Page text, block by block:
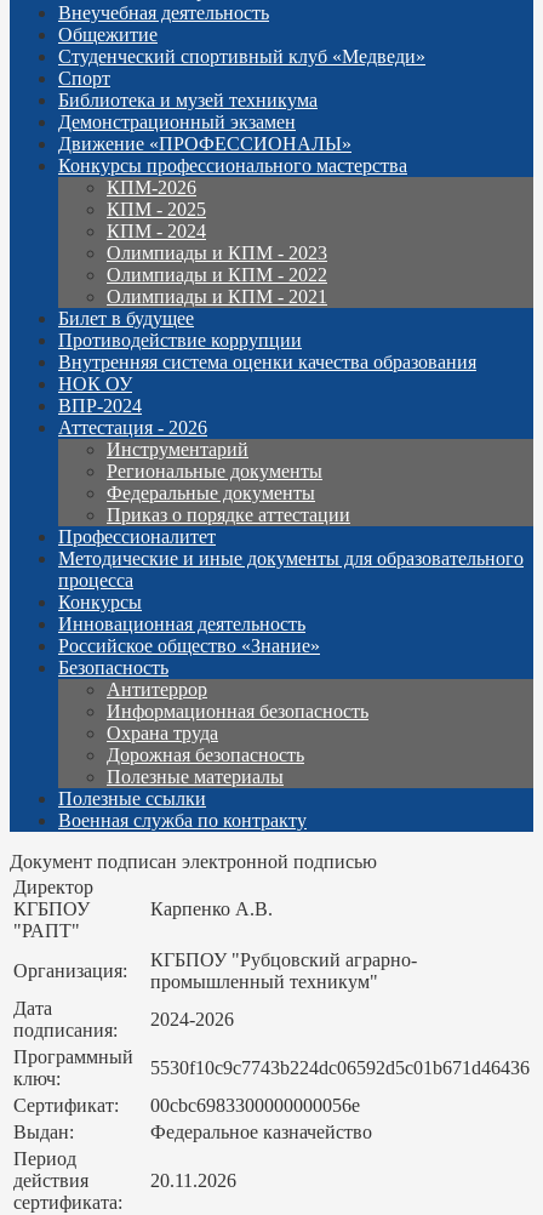
Внеучебная деятельность
Общежитие
Студенческий спортивный клуб «Медведи»
Спорт
Библиотека и музей техникума
Демонстрационный экзамен
Движение «ПРОФЕССИОНАЛЫ»
Конкурсы профессионального мастерства
КПМ-2026
КПМ - 2025
КПМ - 2024
Олимпиады и КПМ - 2023
Олимпиады и КПМ - 2022
Олимпиады и КПМ - 2021
Билет в будущее
Противодействие коррупции
Внутренняя система оценки качества образования
НОК ОУ
ВПР-2024
Аттестация - 2026
Инструментарий
Региональные документы
Федеральные документы
Приказ о порядке аттестации
Профессионалитет
Методические и иные документы для образовательного
процесса
Конкурсы
Инновационная деятельность
Российское общество «Знание»
Безопасность
Антитеррор
Информационная безопасность
Охрана труда
Дорожная безопасность
Полезные материалы
Полезные ссылки
Военная служба по контракту
Документ подписан электронной подписью
Директор
КГБПОУ
"РАПТ"
Карпенко А.В.
Организация:
КГБПОУ "Рубцовский аграрно-
промышленный техникум"
Дата
подписания:
2024-2026
Программный
ключ:
5530f10c9c7743b224dc06592d5c01b671d46436
Сертификат:
00cbc6983300000000056e
Выдан:
Федеральное казначейство
Период
действия
сертификата:
20.11.2026